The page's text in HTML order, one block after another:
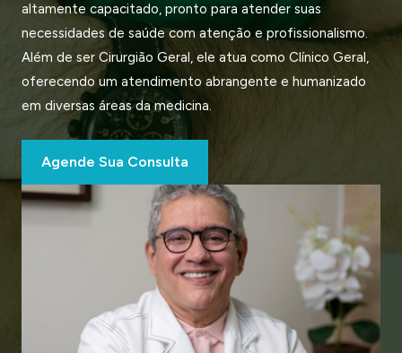
altamente capacitado, pronto para atender suas
necessidades de saúde com atenção e profissionalismo.
Além de ser Cirurgião Geral, ele atua como Clínico Geral,
oferecendo um atendimento abrangente e humanizado
em diversas áreas da medicina.
Agende Sua Consulta